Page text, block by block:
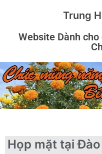
Trung
Website Dành
Họp mặt tại